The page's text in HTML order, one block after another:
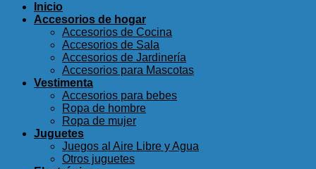
Inicio
Accesorios de hogar
Accesorios de Cocina
Accesorios de Sala
Accesorios de Jardinería
Accesorios para Mascotas
Vestimenta
Accesorios para bebes
Ropa de hombre
Ropa de mujer
Juguetes
Juegos al Aire Libre y Agua
Otros juguetes